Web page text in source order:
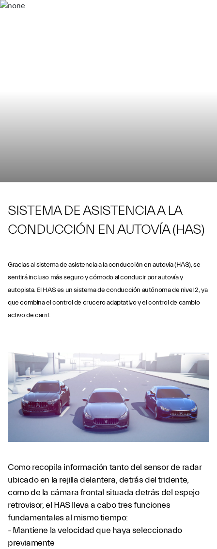
SISTEMA DE ASISTENCIA A LA
CONDUCCIÓN EN AUTOVÍA (HAS)
Gracias al sistema de asistencia a la conducción en autovía (HAS), se
sentirá incluso más seguro y cómodo al conducir por autovía y
autopista. El HAS es un sistema de conducción autónoma de nivel 2, ya
que combina el control de crucero adaptativo y el control de cambio
activo de carril.
Como recopila información tanto del sensor de radar
ubicado en la rejilla delantera, detrás del tridente,
como de la cámara frontal situada detrás del espejo
retrovisor, el HAS lleva a cabo tres funciones
fundamentales al mismo tiempo:
- Mantiene la velocidad que haya seleccionado
previamente